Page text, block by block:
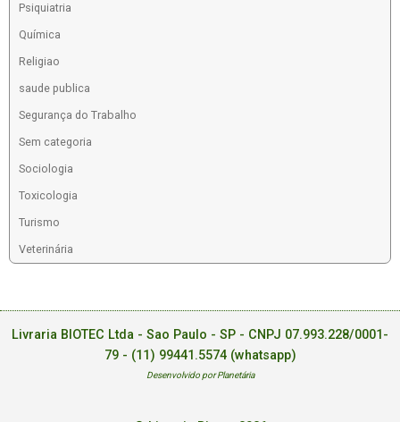
Psiquiatria
Química
Religiao
saude publica
Segurança do Trabalho
Sem categoria
Sociologia
Toxicologia
Turismo
Veterinária
Livraria BIOTEC Ltda - Sao Paulo - SP - CNPJ 07.993.228/0001-
79 - (11) 99441.5574 (whatsapp)
Desenvolvido por Planetária